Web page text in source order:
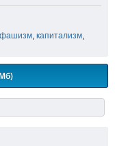
фашизм капитализм